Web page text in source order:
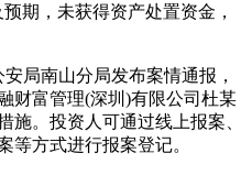
期，未获得资产处置资金，
局南山分局发布案情通报，
财富管理(深圳)有限公司杜某
施。投资人可通过线上报案、
等方式进行报案登记。